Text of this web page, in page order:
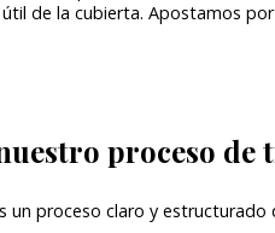
de la cubierta. Apostamos
proceso de
un proceso claro y